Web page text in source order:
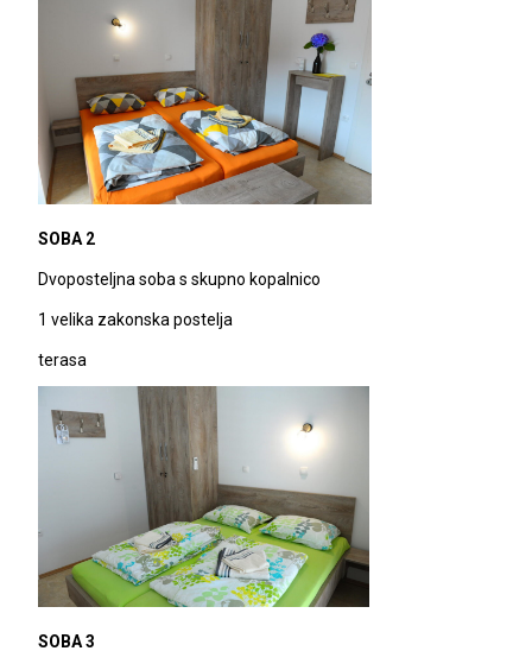
SOBA 2
Dvoposteljna soba s skupno kopalnico
1 velika zakonska postelja
terasa
SOBA 3